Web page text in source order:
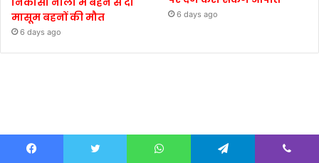
मासूम बहनों की मौत
6 days ago
6 days ago